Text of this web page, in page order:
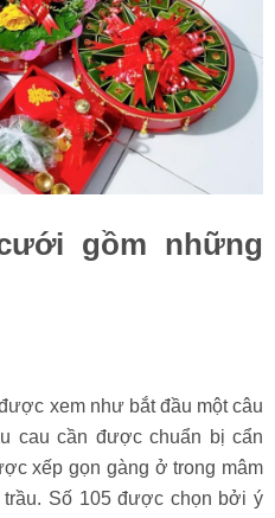
gồm những
xem như bắt đầu một câu
cau cần được chuẩn bị cẩn
xếp gọn gàng ở trong mâm
Số 105 được chọn bởi ý